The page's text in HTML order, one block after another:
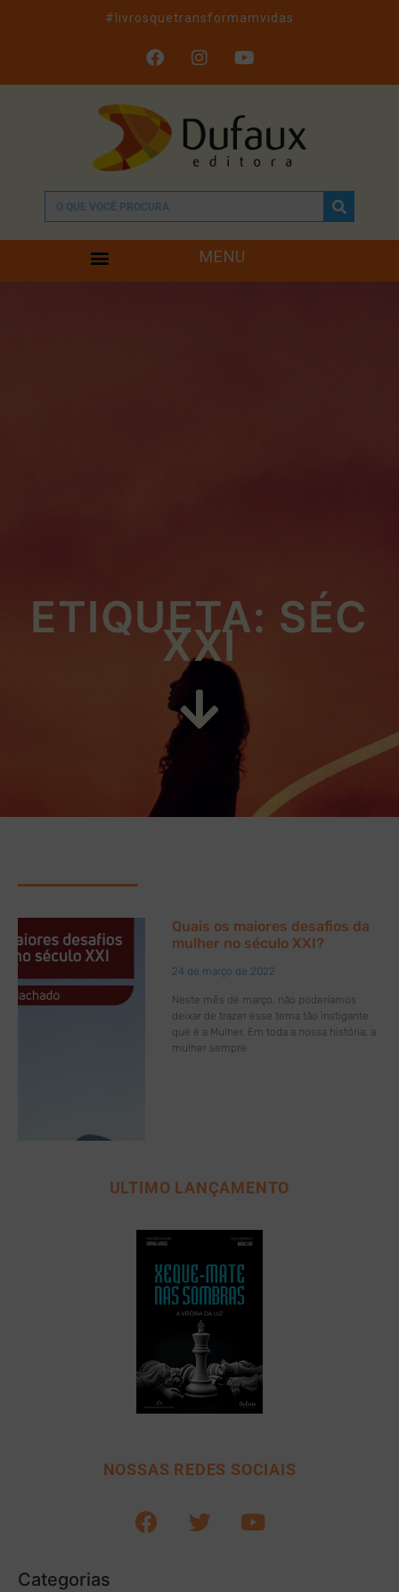
#livrosquetransformamvidas
MENU
ETIQUETA: SÉC
XXI
Quais os maiores desafios da
mulher no século XXI?
24 de março de 2022
Neste mês de março, não poderíamos
deixar de trazer esse tema tão instigante
que é a Mulher. Em toda a nossa história, a
mulher sempre
ULTIMO LANÇAMENTO
NOSSAS REDES SOCIAIS
Categorias